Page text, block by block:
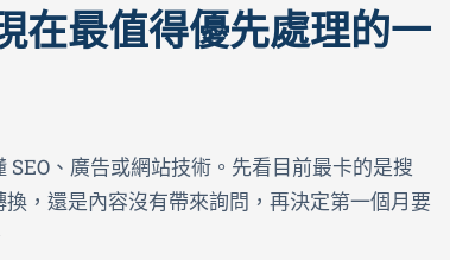
在最值得優先處理的一
SEO、廣告或網站技術。先看目前最卡的是搜
，還是內容沒有帶來詢問，再決定第一個月要